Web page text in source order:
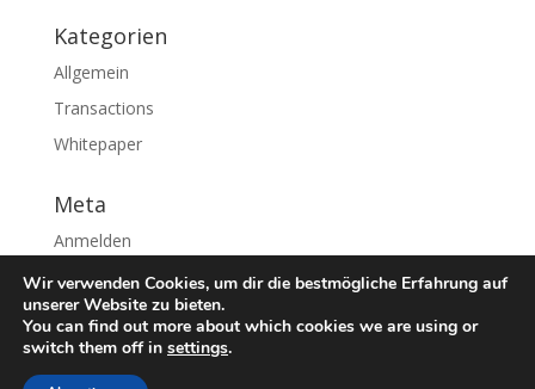
Kategorien
Allgemein
Transactions
Whitepaper
Meta
Anmelden
Eintrags-Feed
Kommentar-Feed
WordPress.org
Wir verwenden Cookies, um dir die bestmögliche Erfahrung auf
unserer Website zu bieten.
You can find out more about which cookies we are using or
switch them off in settings.